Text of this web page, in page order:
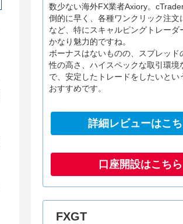
数少ない海外FX業者Axiory。
倒的に早く、各種ワンクリック注文
など、特にスキャルピングトレーダ
かなり魅力的ですね。
ボーナスはないものの、スプレッド
性の高さ、ハイスペックな取引環境
で、安定したトレードをしたいとい
おすすめです。
詳細レビューはこ
口座開設はこちら
FXGT